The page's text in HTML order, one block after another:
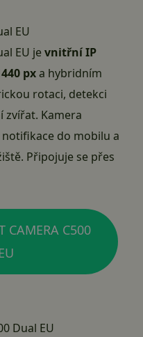
EU
EU jevnitřní IP
pxa hybridním
rotaci, detekci
zvířat. Kamera
notifikace do mobilu a
Připojuje se přes
CAMERA C500
Dual EU